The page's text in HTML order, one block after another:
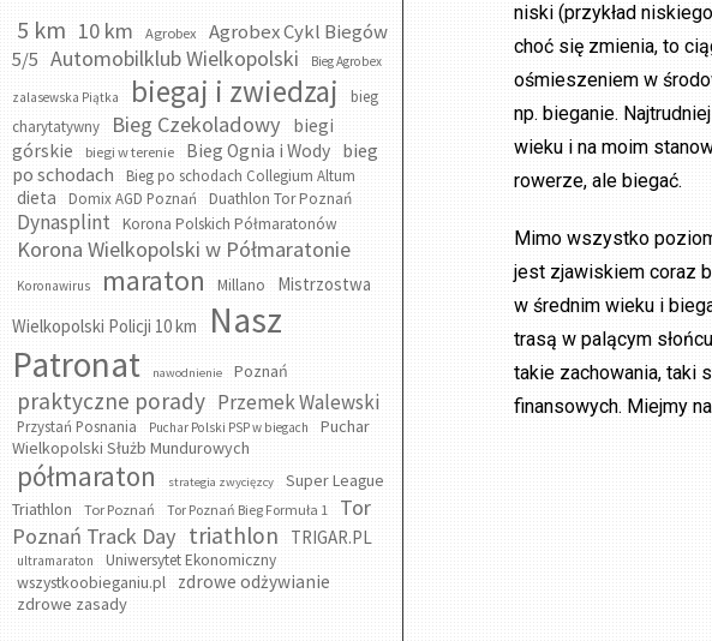
5 km 10 km Agrobex
Agrobex Cykl Biegów
5/5 Automobilklub Wielkopolski Bieg Agrobex
zalasewska Piątka biegaj i zwiedzaj
bieg
charytatywny
Bieg Czekoladowy
biegi
górskie
biegi w terenie Bieg Ognia i Wody bieg
po schodach
Bieg po schodach Collegium Altum
dieta Domix AGD Poznań Duathlon Tor Poznań
Dynasplint Korona Polskich Półmaratonów
Korona Wielkopolski w Półmaratonie
Koronawirus maraton Millano
Mistrzostwa
Wielkopolski Policji 10 km
Nasz
Patronat
nawodnienie Poznań
praktyczne porady Przemek Walewski
Przystań Posnania Puchar Polski PSP w biegach
Puchar
Wielkopolski Służb Mundurowych
półmaraton strategia zwycięzcy
Super League
Triathlon
Tor Poznań Tor Poznań Bieg Formuła 1
Tor
Poznań Track Day triathlon TRIGAR.PL
ultramaraton Uniwersytet Ekonomiczny
wszystkoobieganiu.pl zdrowe odżywianie
zdrowe zasady
niski (przykład
choć się zmienia, to
ośmieszeniem w
np. bieganie.
wieku i na moim
rowerze, ale biegać.
Mimo wszystko
jest zjawiskiem coraz
w średnim wieku i
trasą w palącym
takie zachowania, taki
finansowych. Miejmy